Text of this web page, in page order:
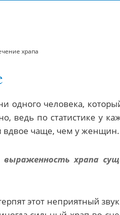
храпа
одного человека,
ведь по статистике у
вдвое чаще, чем у женщин.
выраженность храпа
этот неприятный